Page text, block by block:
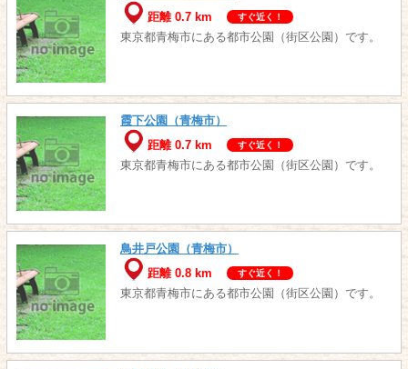
距離 0.7 km
すぐ近く！
東京都青梅市にある都市公園（街区公園）です。
霞下公園（青梅市）
距離 0.7 km
すぐ近く！
東京都青梅市にある都市公園（街区公園）です。
鳥井戸公園（青梅市）
距離 0.8 km
すぐ近く！
東京都青梅市にある都市公園（街区公園）です。